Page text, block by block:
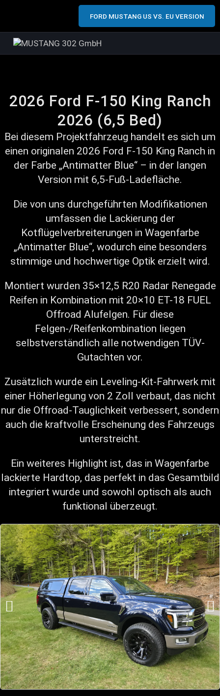
FORD MUSTANG US VS. EU VERSION
2026 Ford F-150 King Ranch
2026 (6,5 Bed)
Bei diesem Projektfahrzeug handelt es sich um
einen originalen 2026 Ford F-150 King Ranch in
der Farbe „Antimatter Blue“ – in der langen
Version mit 6,5-Fuß-Ladefläche.
Die von uns durchgeführten Modifikationen
umfassen die Lackierung der
Kotflügelverbreiterungen in Wagenfarbe
„Antimatter Blue“, wodurch eine besonders
stimmige und hochwertige Optik erzielt wird.
Montiert wurden 35×12,5 R20 Radar Renegade
Reifen in Kombination mit 20×10 ET-18 FUEL
Offroad Alufelgen. Für diese
Felgen-/Reifenkombination liegen
selbstverständlich alle notwendigen TÜV-
Gutachten vor.
Zusätzlich wurde ein Leveling-Kit-Fahrwerk mit
einer Höherlegung von 2 Zoll verbaut, das nicht
nur die Offroad-Tauglichkeit verbessert, sondern
auch die kraftvolle Erscheinung des Fahrzeugs
unterstreicht.
Ein weiteres Highlight ist, das in Wagenfarbe
lackierte Hardtop, das perfekt in das Gesamtbild
integriert wurde und sowohl optisch als auch
funktional überzeugt.